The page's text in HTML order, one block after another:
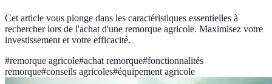
Cet article vous plonge dans les caractéristiques essentielles à
rechercher lors de l'achat d'une remorque agricole. Maximisez votre
investissement et votre efficacité.
#remorque agricole#achat remorque#fonctionnalités
remorque#conseils agricoles#équipement agricole